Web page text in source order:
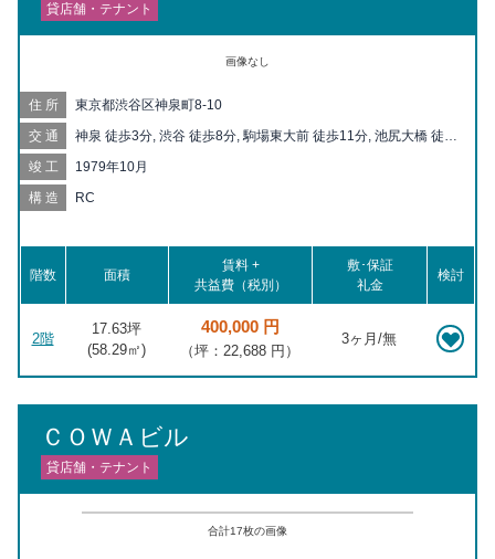
貸店舗・テナント
画像なし
住所 東京都渋谷区神泉町8-10
交通
神泉 徒歩3分, 渋谷 徒歩8分, 駒場東大前 徒歩11分, 池尻大橋 徒歩
代々木八幡 徒歩20分
竣工 1979年10月
構造 RC
階数 面積
賃料 +
共益費（税別）
敷･保証
礼金
検討
2階
17.63坪
(58.29㎡)
400,000 円
（坪：22,688 円）
3ヶ月/無
ＣＯＷＡビル
貸店舗・テナント
合計17枚の画像